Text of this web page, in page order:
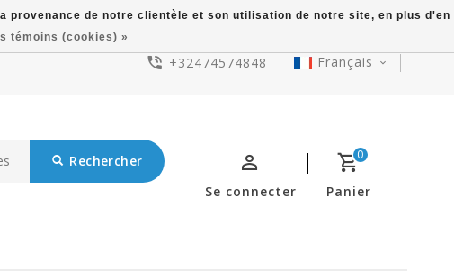
+32474574848 Français
Rechercher 0
Panier
Se connecter
de notre clientèle et son utilisation de notre site, en plus d'en
témoins (cookies) »